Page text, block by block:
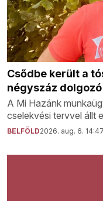
Csődbe került a
négyszáz
A Mi Hazánk
cselekvési tervvel állt
BELFÖLD2026. aug. 6. 14:47